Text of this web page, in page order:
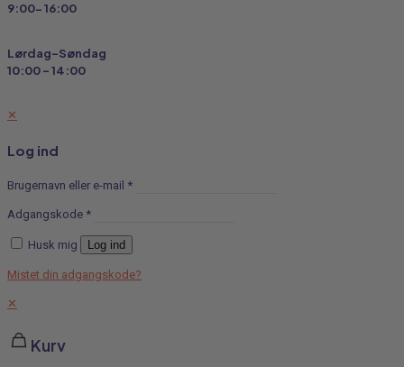
9:00- 16:00
Lørdag-Søndag
10:00 - 14:00
✕
Log ind
Brugernavn eller e-mail *
Adgangskode *
Husk mig Log ind
Mistet din adgangskode?
✕
Kurv